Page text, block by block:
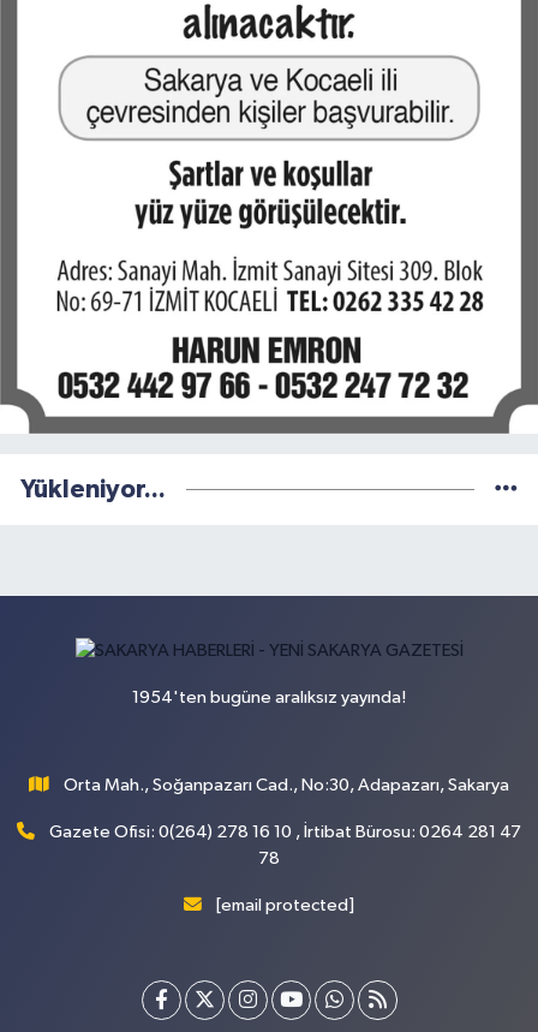
Yükleniyor...
1954'ten bugüne aralıksız yayında!
Orta Mah., Soğanpazarı Cad., No:30, Adapazarı, Sakarya
Gazete Ofisi: 0(264) 278 16 10 , İrtibat Bürosu: 0264 281 47
78
[email protected]